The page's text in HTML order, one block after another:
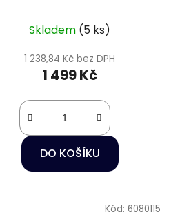
Skladem (5 ks)
1 238,84 Kč bez DPH
1 499 Kč
DO KOŠÍKU
Kód: 6080115